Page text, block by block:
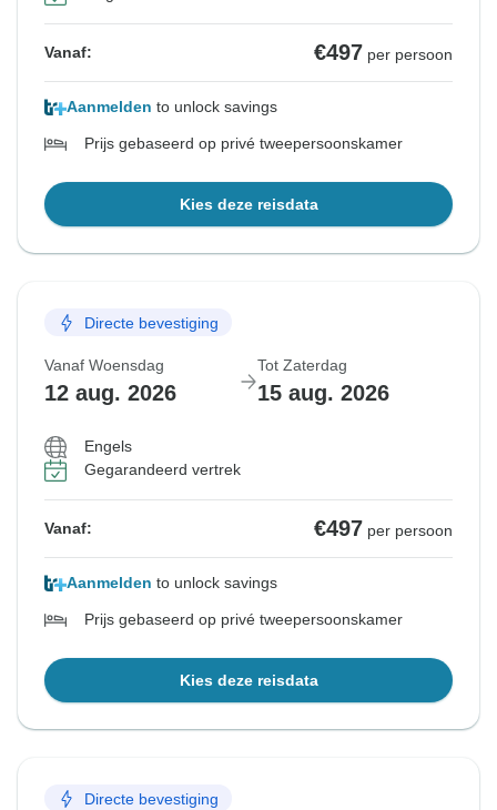
Vanaf: €497 per persoon
Aanmelden to unlock savings
Prijs gebaseerd op privé tweepersoonskamer
Kies deze reisdata
Directe bevestiging
Vanaf Woensdag
12 aug. 2026
Tot Zaterdag
15 aug. 2026
Engels
Gegarandeerd vertrek
Vanaf: €497 per persoon
Aanmelden to unlock savings
Prijs gebaseerd op privé tweepersoonskamer
Kies deze reisdata
Directe bevestiging